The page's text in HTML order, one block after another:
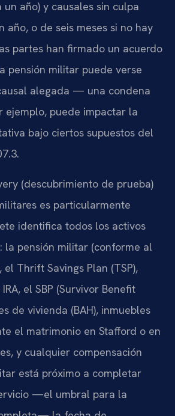
año) y causales sin culpa
año, o de seis meses si no hay
partes han firmado un acuerdo
pensión militar puede verse
alegada — una condena
ejemplo, puede impactar la
bajo ciertos supuestos del
(descubrimiento de prueba)
es particularmente
identifica todos los activos
la pensión militar (conforme al
el Thrift Savings Plan (TSP),
el SBP (Survivor Benefit
de vivienda (BAH), inmuebles
el matrimonio en Stafford o en
y cualquier compensación
está próximo a completar
—el umbral para la